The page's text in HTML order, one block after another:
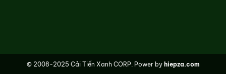
© 2008-2025 Cải Tiến Xanh CORP. Power by hiepza.com